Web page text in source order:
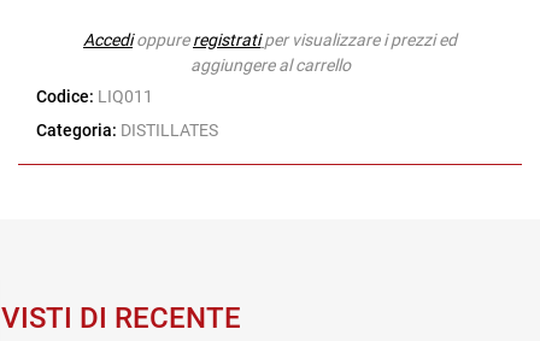
Accedioppureregistrati per visualizzare i prezzi ed
aggiungere al carrello
Codice: LIQ011
Categoria: DISTILLATES
VISTI DI RECENTE